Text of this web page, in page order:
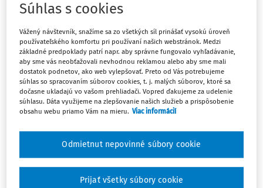
Ups, zatiaľ ste si prečítali len
začiatok...
Celý odborný obsah z tejto oblasti je
dostupný predplatiteľom portálu.
obsahu a získajte prístup na 10 dní
zdarma, stačí sa len zaregistrovať.
Vďaka registrácii získate prístup aj k
Súhlas s cookies
Vážený návštevník, snažíme sa zo všetkých síl prinášať vysokú úroveň
používateľského komfortu pri používaní našich webstránok. Medzi
základné predpoklady patrí napr. aby správne fungovalo vyhľadávanie,
aby sme vás neobťažovali nevhodnou reklamou alebo aby sme mali
dostatok podnetov, ako web vylepšovať. Preto od Vás potrebujeme
súhlas so spracovaním súborov cookies, t. j. malých súborov, ktoré sa
dočasne ukladajú vo vašom prehliadači. Vopred ďakujeme za udelenie
súhlasu. Dáta využijeme na zlepšovanie našich služieb a prispôsobenie
obsahu webu priamo Vám na mieru. Viac informácií
Odmietnut nepovinné súbory cookie
Prijať všetky súbory cookie